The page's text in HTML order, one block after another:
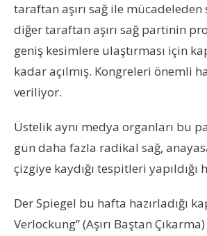
taraftan aşırı sağ ile
diğer taraftan aşırı sağ partinin
geniş kesimlere ulaştırması için
kadar açılmış. Kongreleri önemli
veriliyor.
Üstelik aynı medya organları bu
gün daha fazla radikal sağ,
çizgiye kaydığı tespitleri yapıldığı
Der Spiegel bu hafta hazırladığı
Verlockung” (Aşırı Baştan